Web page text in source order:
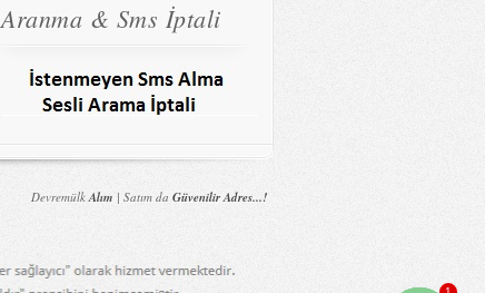
Aranma & Sms İptali
DevremülkAlım | Satım da Güvenilir Adres...!